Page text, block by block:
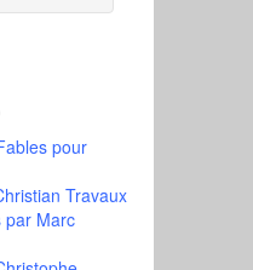
pour
Travaux
par Marc